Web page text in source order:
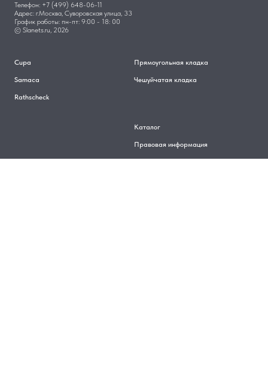
Телефон: +7 (499) 648-06-11
Адрес: г.Москва, Суворовская улица, 33
График работы: пн-пт: 9:00 - 18: 00
© Slanets.ru, 2026
Cupa
Samaca
Rathscheck
Прямоугольная кладка
Чешуйчатая кладка
Каталог
Правовая информация